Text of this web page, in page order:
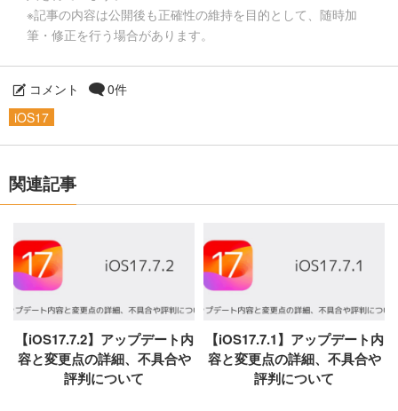
※記事の内容は公開後も正確性の維持を目的として、随時加
筆・修正を行う場合があります。
コメント
0件
iOS17
関連記事
【iOS17.7.2】アップデート内
容と変更点の詳細、不具合や
評判について
【iOS17.7.1】アップデート内
容と変更点の詳細、不具合や
評判について